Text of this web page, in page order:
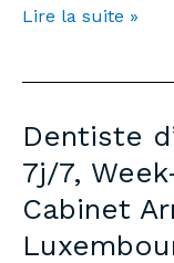
Wisdom
Extraction
—
Prices
&
Information
Lire la suite »
Dentiste
7j/7,
Cabinet